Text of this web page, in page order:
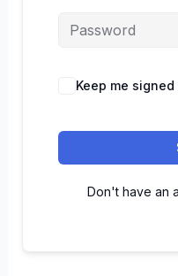
Keep me signed
Don't have an